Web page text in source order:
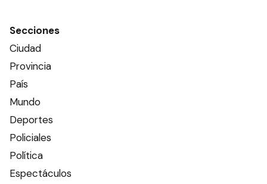
Secciones
Ciudad
Provincia
País
Mundo
Deportes
Policiales
Política
Espectáculos